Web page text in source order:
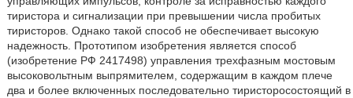
тиристора и сигнализации при превышении числа пробитых
тиристоров. Однако такой способ не обеспечивает высокую
надежность. Прототипом изобретения является способ
(изобретение РФ 2417498) управления трехфазным мостовым
высоковольтным выпрямителем, содержащим в каждом плече
два и более включенных последовательно тиристоросостоящий в